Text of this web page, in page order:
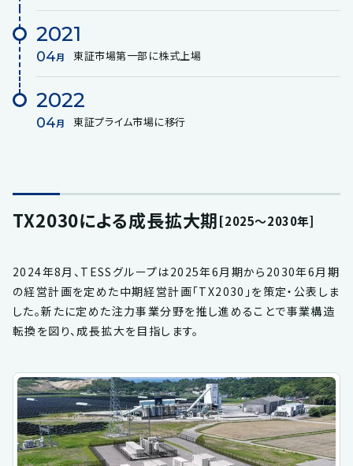
2021
04月 東証市場第一部に株式上場
2022
04月 東証プライム市場に移行
TX2030による成長拡大期[2025～2030年]
2024年8月、TESSグループは2025年6月期から2030年6月期
の経営計画を定めた中期経営計画「TX2030」を策定・公表しま
した。新たに定めた注力事業分野を推し進めることで事業構造
転換を図り、成長拡大を目指します。